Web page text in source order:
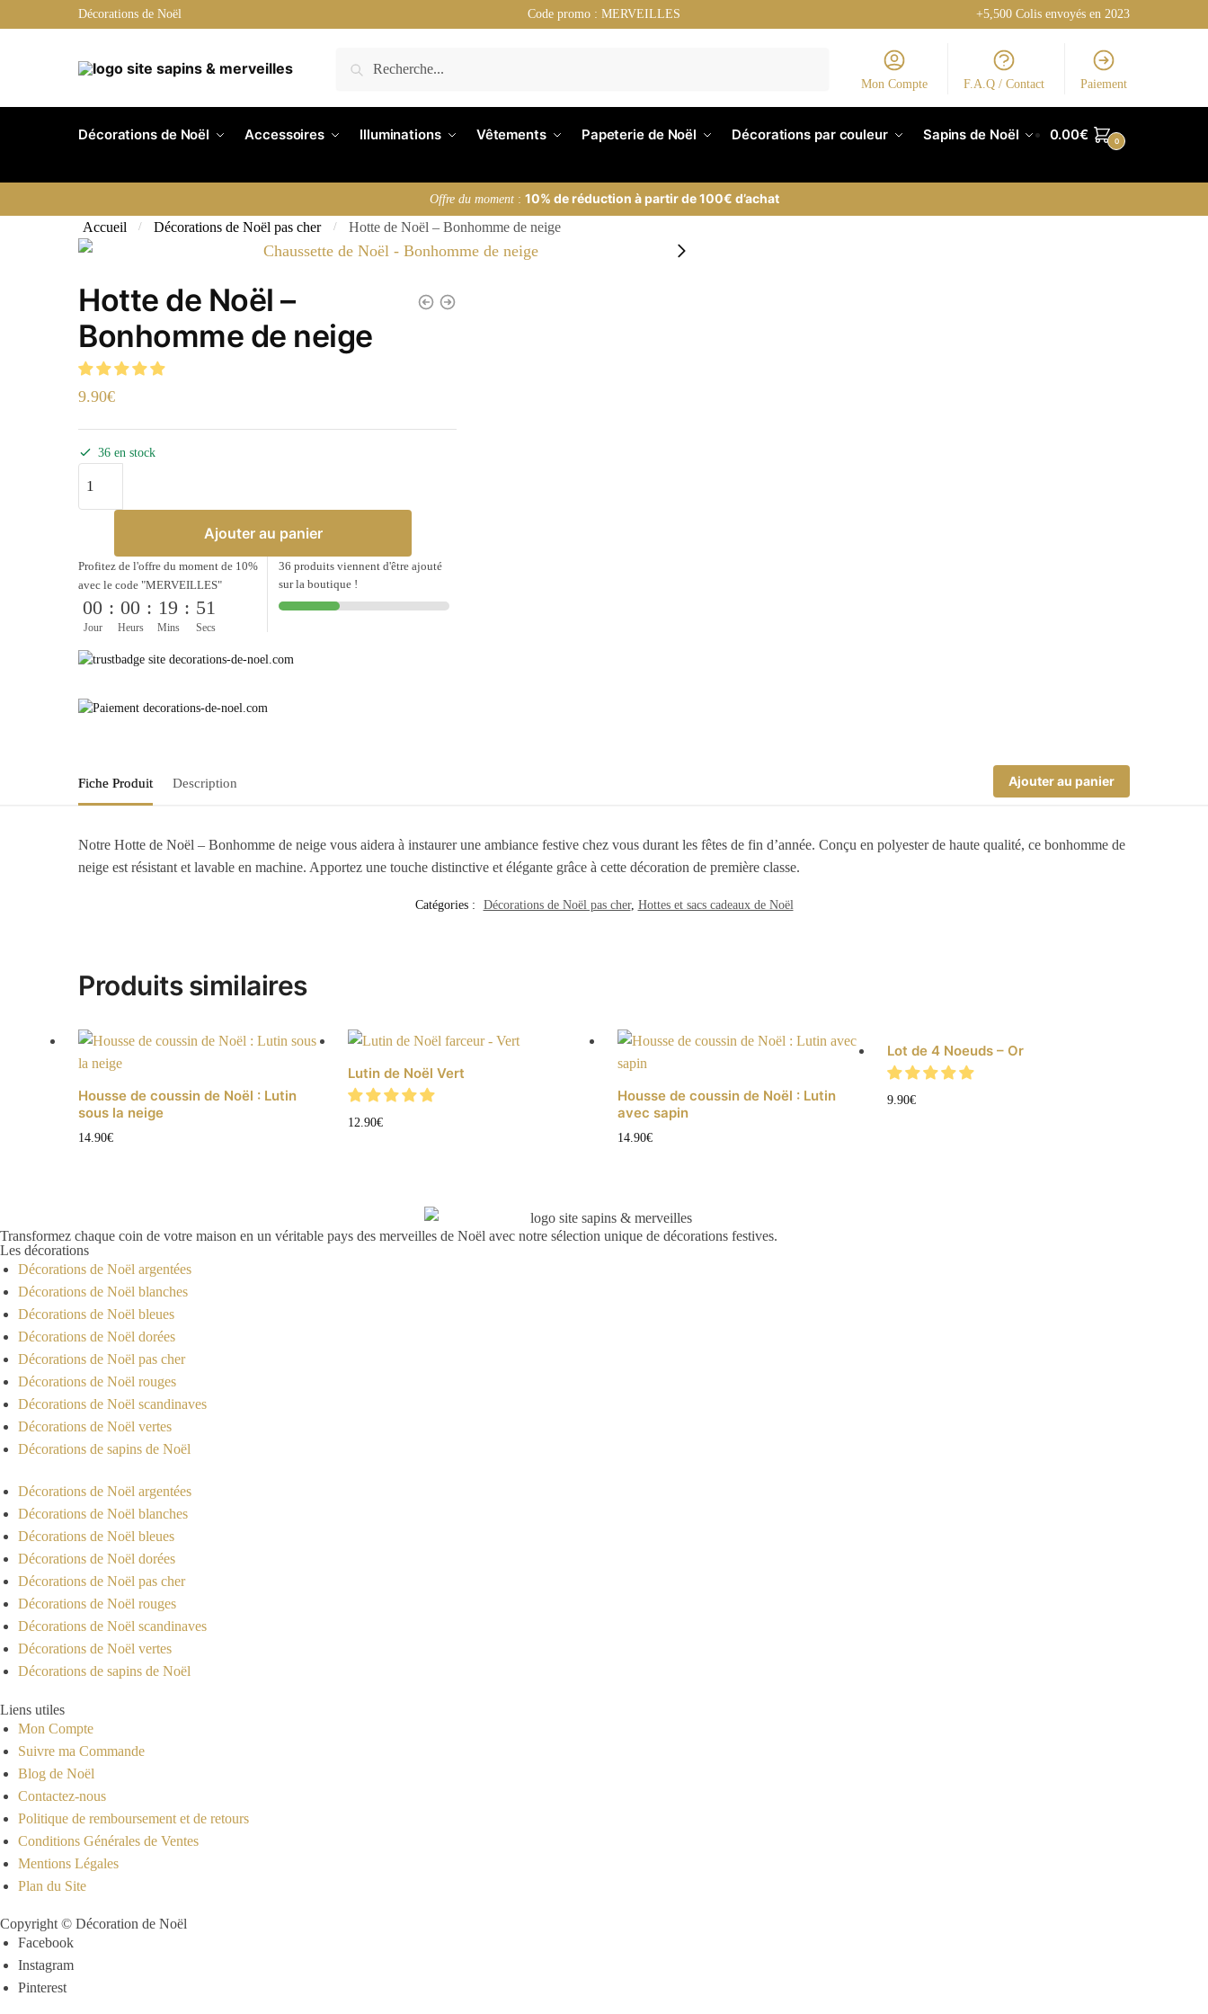
to
to
Décorations de Noël Code promo : MERVEILLES +5,500 Colis envoyés en 2023
pour :
Mon Compte F.A.Q / Contact Paiement
Décorations de Noël Accessoires Illuminations Vêtements Papeterie de Noël Décorations par couleur Sapins de Noël 0.00€ 0
Offre du moment: 10% de réduction à partir de 100€ d’achat
Accueil
/ Décorations de Noël pas cher / Hotte de Noël – Bonhomme de neige
Hotte de Noël –
Bonhomme de neige
9.90€
36 en stock
de
Noël
-
Bonhomme
de
neige
Ajouter au panier
Profitez de l'offre du moment de 10%
avec le code "MERVEILLES"
00
Jour
: 00
Heurs
: 19
Mins
: 51
Secs
36 produits viennent d'être ajouté
sur la boutique !
Fiche Produit Description Ajouter au panier
Notre Hotte de Noël – Bonhomme de neige vous aidera à instaurer une ambiance festive chez vous durant les fêtes de fin d’année. Conçu en polyester de haute qualité, ce bonhomme de
neige est résistant et lavable en machine. Apportez une touche distinctive et élégante grâce à cette décoration de première classe.
Catégories : Décorations de Noël pas cher, Hottes et sacs cadeaux de Noël
Produits similaires
Housse de coussin de Noël : Lutin
sous la neige
14.90€
Lutin de Noël Vert
12.90€
Housse de coussin de Noël : Lutin
avec sapin
14.90€
Lot de 4 Noeuds – Or
9.90€
Transformez chaque coin de votre maison en un véritable pays des merveilles de Noël avec notre sélection unique de décorations festives.
Les décorations
Décorations de Noël argentées
Décorations de Noël blanches
Décorations de Noël bleues
Décorations de Noël dorées
Décorations de Noël pas cher
Décorations de Noël rouges
Décorations de Noël scandinaves
Décorations de Noël vertes
Décorations de sapins de Noël
Décorations de Noël argentées
Décorations de Noël blanches
Décorations de Noël bleues
Décorations de Noël dorées
Décorations de Noël pas cher
Décorations de Noël rouges
Décorations de Noël scandinaves
Décorations de Noël vertes
Décorations de sapins de Noël
Liens utiles
Mon Compte
Suivre ma Commande
Blog de Noël
Contactez-nous
Politique de remboursement et de retours
Conditions Générales de Ventes
Mentions Légales
Plan du Site
Copyright © Décoration de Noël
Facebook
Instagram
Pinterest